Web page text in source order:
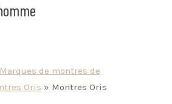
Marques de montres de
Oris » Montres Oris